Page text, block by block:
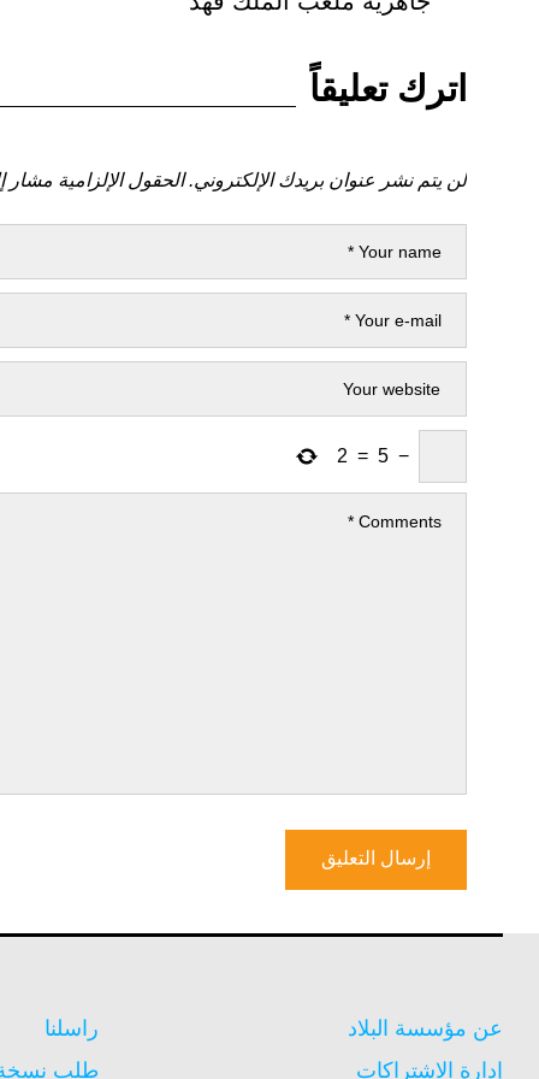
اترك تعليقاً
لن يتم نشر عنوان بريدك الإلكتروني. الحقول الإلزامية مشار
−
5
=
2
عن مؤسسة البلاد
إدارة الاشتراكات
راسلنا
طلب نسخة